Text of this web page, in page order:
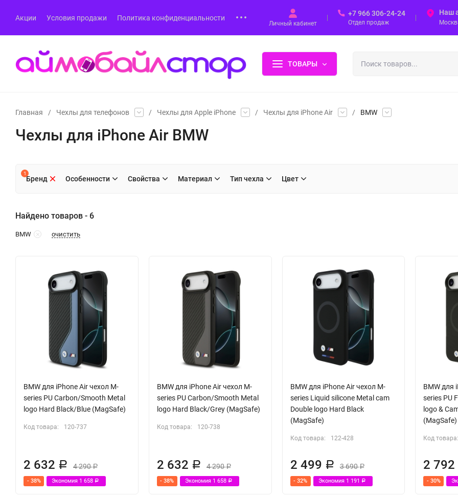
Акции Условия продажи Политика конфиденциальности
Личный кабинет
+7 966 306-24-24
Отдел продаж
Наш
ТОВАРЫ
Главная / Чехлы для телефонов / Чехлы для Apple iPhone / Чехлы для iPhone Air / BMW
Чехлы для iPhone Air BMW
Бренд
1
Особенности Свойства Материал Тип чехла Цвет
Найдено товаров - 6
BMW очистить
BMW для iPhone Air чехол M-
series PU Carbon/Smooth Metal
logo Hard Black/Blue (MagSafe)
Код товара: 120-737
2 632 Р 4 290Р
- 38% Экономия 1 658 Р
BMW для iPhone Air чехол M-
series PU Carbon/Smooth Metal
logo Hard Black/Grey (MagSafe)
Код товара: 120-738
2 632 Р 4 290Р
- 38% Экономия 1 658 Р
BMW для iPhone Air чехол M-
series Liquid silicone Metal cam
Double logo Hard Black
(MagSafe)
Код товара: 122-428
2 499 Р 3 690Р
- 32% Экономия 1 191 Р
BMW для
series PU
logo &
(MagSafe)
Код
2 792
- 30%